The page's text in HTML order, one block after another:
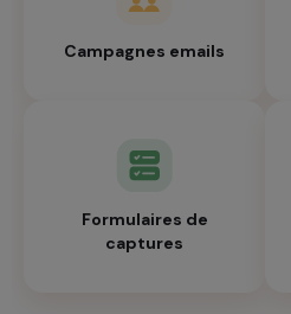
Campagnes emails
Formulaires de
captures